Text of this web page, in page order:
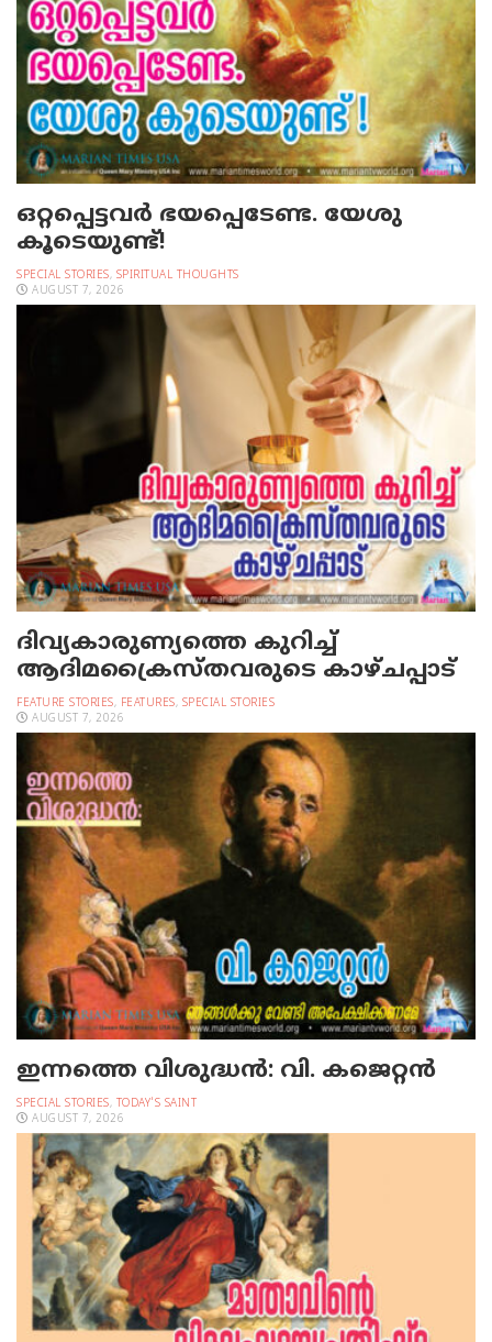
ഒറ്റപ്പെട്ടവര്‍ ഭയപ്പെടേണ്ട. യേശു
കൂടെയുണ്ട്!
SPECIAL STORIES, SPIRITUAL THOUGHTS
AUGUST 7, 2026
ദിവ്യകാരുണ്യത്തെ കുറിച്ച്
ആദിമക്രൈസ്തവരുടെ കാഴ്ചപ്പാട്
FEATURE STORIES, FEATURES, SPECIAL STORIES
AUGUST 7, 2026
ഇന്നത്തെ വിശുദ്ധന്‍: വി. കജെറ്റന്‍
SPECIAL STORIES, TODAY'S SAINT
AUGUST 7, 2026